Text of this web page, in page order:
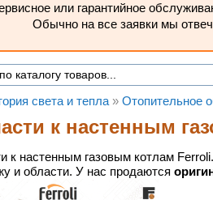
или гарантийное
Обычно на все заявки мы
света и тепла » Отопительное
к настенным
к настенным газовым котлам
и области. У нас продаются